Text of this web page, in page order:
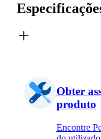
Obter
produto
Encontre